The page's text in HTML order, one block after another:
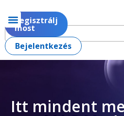
Regisztrálj
most
Bejelentkezés
Itt mindent